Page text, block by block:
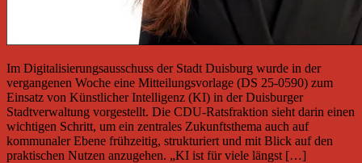
Im Digitalisierungsausschuss der Stadt Duisburg wurde in der
vergangenen Woche eine Mitteilungsvorlage (DS 25-0590) zum
Einsatz von Künstlicher Intelligenz (KI) in der Duisburger
Stadtverwaltung vorgestellt. Die CDU-Ratsfraktion sieht darin einen
wichtigen Schritt, um ein zentrales Zukunftsthema auch auf
kommunaler Ebene frühzeitig, strukturiert und mit Blick auf den
praktischen Nutzen anzugehen. „KI ist für viele längst […]